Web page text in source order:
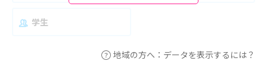
学生
地域の方へ：データを表示するには？